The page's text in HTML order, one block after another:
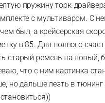
пружину торк-
с мультиваром. С
был, а крейсерская
в 85. Для полного
старый ремень на новый,
что с ним картинка
но дальше лезть в тюнинг